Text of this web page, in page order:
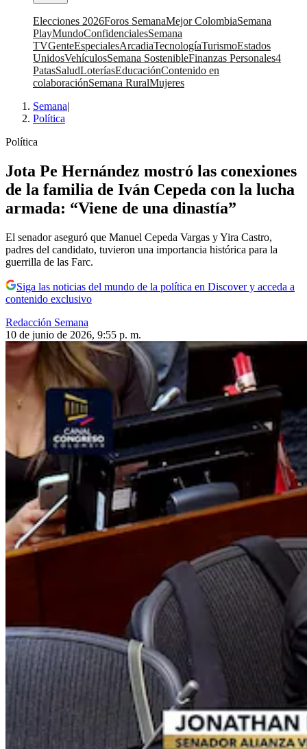
Elecciones 2026Foros SemanaMejor ColombiaSemana
PlayMundoConfidencialesSemana
TVGenteEspecialesArcadiaTecnologíaTurismoEstados
UnidosVehículosSemana SostenibleFinanzas Personales4
PatasSaludLoteríasEducaciónContenido en
colaboraciónSemana RuralMujeres
Semana|
Política
Política
Jota Pe Hernández mostró las conexiones
de la familia de Iván Cepeda con la lucha
armada: “Viene de una dinastía”
El senador aseguró que Manuel Cepeda Vargas y Yira Castro,
padres del candidato, tuvieron una importancia histórica para la
guerrilla de las Farc.
Siga las noticias del mundo de la política en Discover y acceda a
contenido exclusivo
Redacción Semana
10 de junio de 2026, 9:55 p. m.